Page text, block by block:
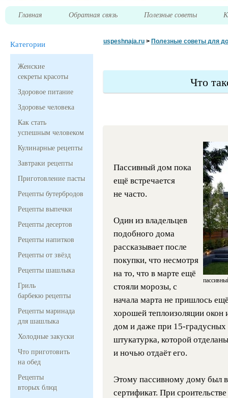
Главная Обратная связь Полезные советы
Категории
Женские
секреты красоты
Здоровое питание
Здоровье человека
Как стать
успешным человеком
Кулинарные рецепты
Завтраки рецепты
Приготовление пасты
Рецепты бутербродов
Рецепты выпечки
Рецепты десертов
Рецепты напитков
Рецепты от звёзд
Рецепты шашлыка
Гриль
барбекю рецепты
Рецепты маринада
для шашлыка
Холодные закуски
Что приготовить
на обед
Рецепты
вторых блюд
uspeshnaja.ru> Полезные советы для
Что
Пассивный дом пока
ещё встречается
не часто.
Один из владельцев
подобного дома
рассказывает после
покупки, что несмотря
на то, что в марте ещё
стояли морозы, с
начала марта не пришлось
хорошей теплоизоляции окон
дом и даже при 15-градусных
штукатурка, которой
и ночью отдаёт его.
Этому пассивному дому был
сертификат. При